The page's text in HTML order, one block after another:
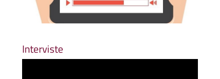
Interviste